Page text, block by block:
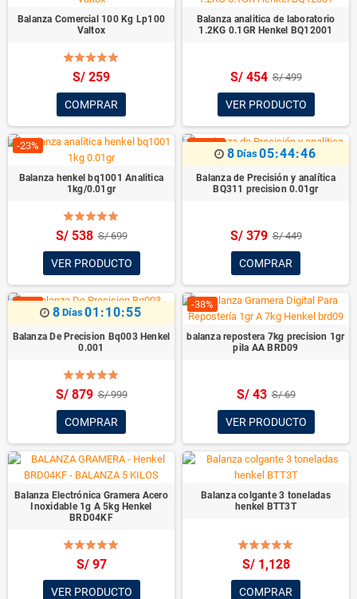
Balanza Comercial 100 Kg Lp100
Valtox
S/ 259
COMPRAR
Balanza analitica de laboratorio
1.2KG 0.1GR Henkel BQ12001
S/ 454 S/ 499
VER PRODUCTO
-23%
Balanza henkel bq1001 Analitica
1kg/0.01gr
S/ 538 S/ 699
VER PRODUCTO
-15.5%
8 Días05:44:44
Balanza de Precisión y analítica
BQ311 precision 0.01gr
S/ 379 S/ 449
COMPRAR
-12%
8 Días01:10:53
Balanza De Precision Bq003 Henkel
0.001
S/ 879 S/ 999
COMPRAR
-38%
balanza repostera 7kg precision 1gr
pila AA BRD09
S/ 43 S/ 69
VER PRODUCTO
Balanza Electrónica Gramera Acero
Inoxidable 1g A 5kg Henkel
BRD04KF
S/ 97
VER PRODUCTO
Balanza colgante 3 toneladas
henkel BTT3T
S/ 1,128
COMPRAR